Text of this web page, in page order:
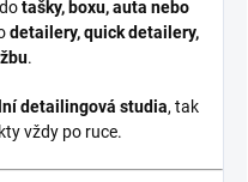
tašky, boxu, auta nebo
detailery, quick detailery,
.
detailingová studia, tak
vždy po ruce.